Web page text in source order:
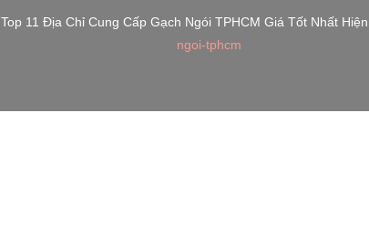
Top 11 Địa Chỉ Cung Cấp Gạch Ngói TPHCM Giá Tốt Nhất
ngoi-tphcm